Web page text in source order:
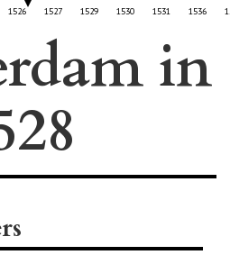
1526 1527 1529 1530 1531 1536
in